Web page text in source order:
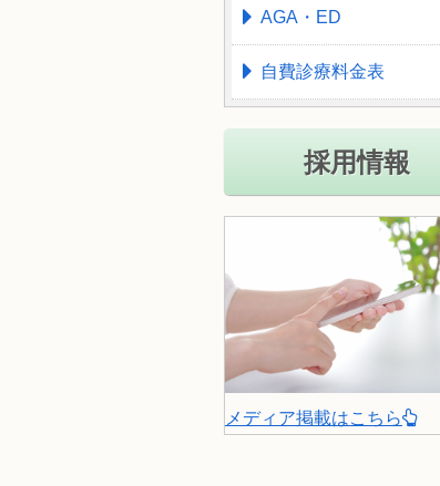
AGA・ED
自費診療料金表
採用情報
メディア掲載はこちら